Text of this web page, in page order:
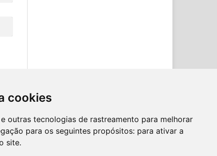
cookies
outras tecnologias de rastreamento para melhorar
para os seguintes propósitos: para ativar a
site.